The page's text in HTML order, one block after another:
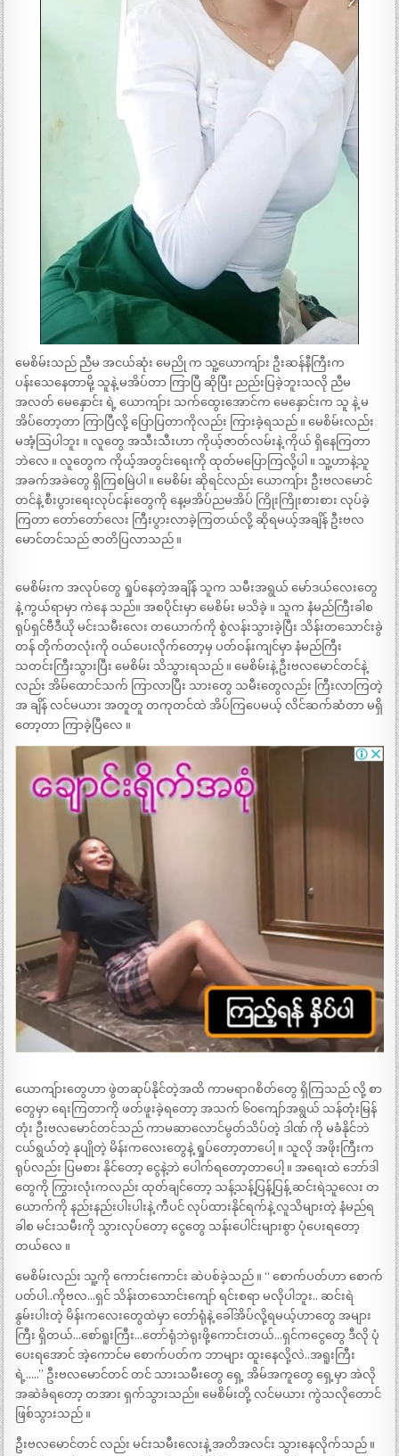
မေစိမ်းသည် ညီမ အငယ်ဆုံး မေညို က သူ့ယောကျ်ား ဦးဆန်နီကြီးက
ပန်းသေနေတာမို့ သူနဲ့ မအိပ်တာ ကြာပြီ ဆိုပြီး ညည်းပြခဲ့ဘူးသလို ညီမ
အလတ် မေနှောင်း ရဲ့ ယောကျ်ား သက်ထွေးအောင်က မေနှောင်းက သူ နဲ့ မ
အိပ်တော့တာ ကြာပြီလို့ ပြောပြတာကိုလည်း ကြားခဲ့ရသည် ။ မေစိမ်းလည်း
မအံ့သြပါဘူး ။ လူတွေ အသီးသီးဟာ ကိုယ့်ဇာတ်လမ်းနဲ့ ကိုယ် ရှိနေကြတာ
ဘဲလေ ။ လူတွေက ကိုယ့်အတွင်းရေးကို ထုတ်မပြောကြလို့ပါ ။ သူ့ဟာနဲ့သူ
အခက်အခဲတွေ ရှိကြစမြဲပါ ။ မေစိမ်း ဆိုရင်လည်း ယောကျ်ား ဦးဗလမောင်
တင်နဲ့ စီးပွားရေးလုပ်ငန်းတွေကို နေ့မအိပ်ညမအိပ် ကြိုးကြိုးစားစား လုပ်ခဲ့
ကြတာ တော်တော်လေး ကြီးပွားလာခဲ့ကြတယ်လို့ ဆိုရမယ့်အချိန် ဦးဗလ
မောင်တင်သည် ဇာတိပြလာသည် ။
မေစိမ်းက အလုပ်တွေ ရှုပ်နေတဲ့အချိန် သူက သမီးအရွယ် မော်ဒယ်လေးတွေ
နဲ့ ကွယ်ရာမှာ ကဲနေ သည်။ အစပိုင်းမှာ မေစိမ်း မသိခဲ့ ။ သူက နံမည်ကြီးခါစ
ရုပ်ရှင်ဗီဒီယို မင်းသမီးလေး တယောက်ကို စွဲလန်းသွားခဲ့ပြီး သိန်းတသောင်းခွဲ
တန် တိုက်တလုံးကို ဝယ်ပေးလိုက်တော့မှ ပတ်ဝန်းကျင်မှာ နံမည်ကြီး
သတင်းကြီးသွားပြီး မေစိမ်း သိသွားရသည် ။ မေစိမ်းနဲ့ ဦးဗလမောင်တင်နဲ့
လည်း အိမ်ထောင်သက် ကြာလာပြီး သားတွေ သမီးတွေလည်း ကြီးလာကြတဲ့
အ ချိန် လင်မယား အတူတူ တကုတင်ထဲ အိပ်ကြပေမယ့် လိင်ဆက်ဆံတာ မရှိ
တော့တာ ကြာခဲ့ပြီလေ ။
ယောကျ်ားတွေဟာ ဖွဲတဆုပ်နိုင်တဲ့အထိ ကာမရာဂစိတ်တွေ ရှိကြသည် လို့ စာ
တွေမှာ ရေးကြတာကို ဖတ်ဖူးခဲ့ရတော့ အသက် ၆၀ကျော်အရွယ် သန်တုံးမြန်
တုံး ဦးဗလမောင်တင်သည် ကာမဆာလောင်မွတ်သိပ်တဲ့ ဒါဏ် ကို မခံနိုင်ဘဲ
ငယ်ရွယ်တဲ့ နုပျိုတဲ့ မိန်းကလေးတွေနဲ့ ရှုပ်တော့တာပေါ့ ။ သူလို အဖိုးကြီးက
ရုပ်လည်း ပြမစား နိုင်တော့ ငွေနဲ့ဘဲ ပေါက်ရတော့တာပေါ့ ။ အရေးထဲ ဘော်ဒါ
တွေကို ကြွားလုံးကလည်း ထုတ်ချင်တော့ သန့်သန့်ပြန့်ပြန့် ဆင်းရဲသူလေး တ
ယောက်ကို နည်းနည်းပါးပါးနဲ့ ကီပင် လုပ်ထားနိုင်ရက်နဲ့ လူသိများတဲ့ နံမည်ရ
ခါစ မင်းသမီးကို သွားလုပ်တော့ ငွေတွေ သန်းပေါင်းများစွာ ပုံပေးရတော့
တယ်လေ ။
မေစိမ်းလည်း သူ့ကို ကောင်းကောင်း ဆဲပစ်ခဲ့သည် ။ “ စောက်ပတ်ဟာ စောက်
ပတ်ပါ..ကိုဗလ…ရှင် သိန်းတသောင်းကျော် ရင်းစရာ မလိုပါဘူး.. ဆင်းရဲ
နွမ်းပါးတဲ့ မိန်းကလေးတွေထဲမှာ တော်ရုံနဲ့ ခေါ်အိပ်လို့ရမယ့်ဟာတွေ အများ
ကြီး ရှိတယ်…စော်ရူးကြီး…တော်ရုံဘဲရုးဖို့ကောင်းတယ်…ရှင်ကငွေတွေ ဒီလို ပုံ
ပေးရအောင် အဲ့ကောင်မ စောက်ပတ်က ဘာများ ထူးနေလို့လဲ..အရူးကြီး
ရဲ့…..” ဦးဗလမောင်တင် တင် သားသမီးတွေ ရှေ့ အိမ်အကူတွေ ရှေ့မှာ အဲလို
အဆဲခံရတော့ တအား ရှက်သွားသည်။ မေစိမ်းတို့ လင်မယား ကွဲသလိုတောင်
ဖြစ်သွားသည် ။
ဦးဗလမောင်တင် လည်း မင်းသမီးလေးနဲ့ အတိအလင်း သွားနေလိုက်သည် ။